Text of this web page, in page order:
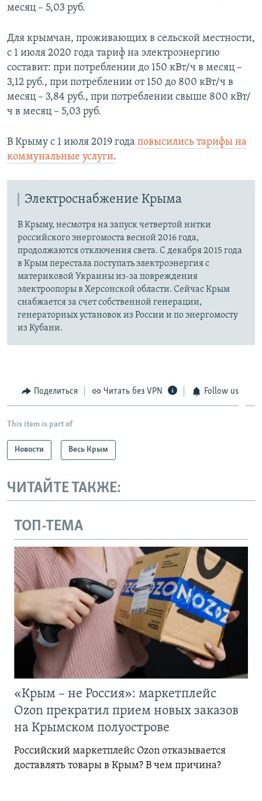
месяц – 5,03 руб.
Для крымчан, проживающих в сельской местности,
с 1 июля 2020 года тариф на электроэнергию
составит: при потреблении до 150 кВт/ч в месяц –
3,12 руб., при потреблении от 150 до 800 кВт/ч в
месяц – 3,84 руб., при потреблении свыше 800 кВт/
ч в месяц – 5,03 руб.
В Крыму с 1 июля 2019 года повысились тарифы на
коммунальные услуги.
Электроснабжение Крыма
В Крыму, несмотря на запуск четвертой нитки
российского энергомоста весной 2016 года,
продолжаются отключения света. С декабря 2015 года
в Крым перестала поступать электроэнергия с
материковой Украины из-за повреждения
электроопоры в Херсонской области. Сейчас Крым
снабжается за счет собственной генерации,
генераторных установок из России и по энергомосту
из Кубани.
Поделиться Читать без VPN Follow us
This item is part of
Новости Весь Крым
ЧИТАЙТЕ ТАКЖЕ:
ТОП-ТЕМА
«Крым – не Россия»: маркетплейс
Ozon прекратил прием новых заказов
на Крымском полуострове
Российский маркетплейс Ozon отказывается
доставлять товары в Крым? В чем причина?